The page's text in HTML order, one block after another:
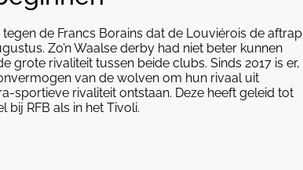
de Francs Borains dat de Louviérois de aftrap
Zo’n Waalse derby had niet beter kunnen
grote rivaliteit tussen beide clubs. Sinds 2017 is er,
van de wolven om hun rivaal uit
sportieve rivaliteit ontstaan. Deze heeft geleid tot
RFB als in het Tivoli.